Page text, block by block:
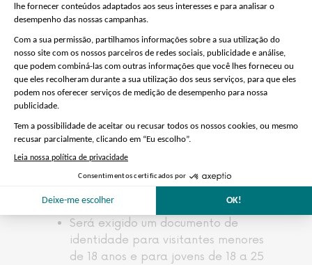
Por favor note:
Chegue aoponto de encontro20
minutos antesdo início da visita.
Grandes sacos, carrinhos de bebé
e guarda-chuvas devem ser
Como os elevadores nem sempre
estão disponíveis durante a visita,
observe que
é adequada para pessoas com
mobilidade reduzidaou usuários
de cadeira de rodas.
Será exigido um documento de
identidade para visitantes menores
de 18 anos e para jovens de 18 a 25